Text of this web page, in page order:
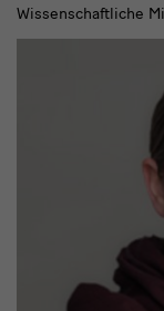
Wissenschaftliche